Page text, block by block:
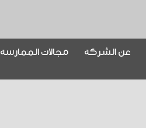
عن الشركة مجالات الممارسة